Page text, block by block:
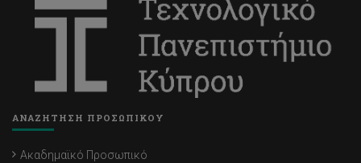
ΑΝΑΖΗΤΗΣΗ ΠΡΟΣΩΠΙΚΟΥ
Ακαδημαϊκό Προσωπικό